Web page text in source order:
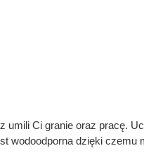
Ci granie oraz pracę.
wodoodporna dzięki